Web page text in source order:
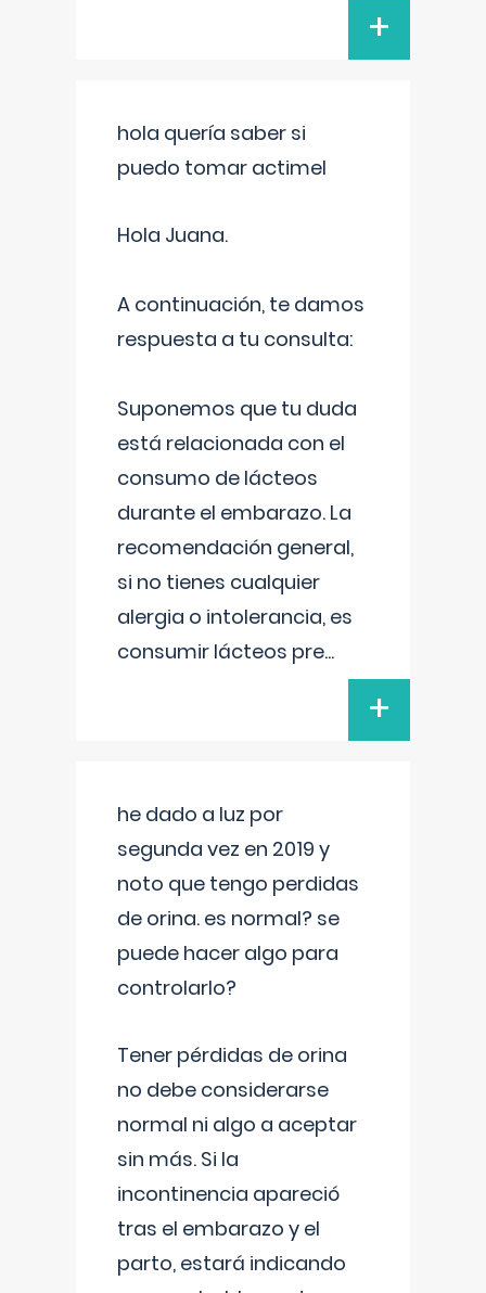
+
hola quería saber si
puedo tomar actimel
Hola Juana.
A continuación, te damos
respuesta a tu consulta:
Suponemos que tu duda
está relacionada con el
consumo de lácteos
durante el embarazo. La
recomendación general,
si no tienes cualquier
alergia o intolerancia, es
consumir lácteos pre...
+
he dado a luz por
segunda vez en 2019 y
noto que tengo perdidas
de orina. es normal? se
puede hacer algo para
controlarlo?
Tener pérdidas de orina
no debe considerarse
normal ni algo a aceptar
sin más. Si la
incontinencia apareció
tras el embarazo y el
parto, estará indicando